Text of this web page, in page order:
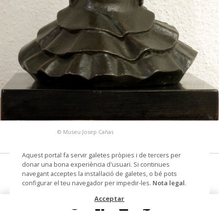
© Museu Josep Cañas
Carmen Amaya
escultura de bronze
Aquest portal fa servir galetes pròpies i de tercers per
donar una bona experiència d'usuari. Si continues
navegant acceptes la instal·lació de galetes, o bé pots
configurar el teu navegador per impedir-les. Nota legal.
Acceptar